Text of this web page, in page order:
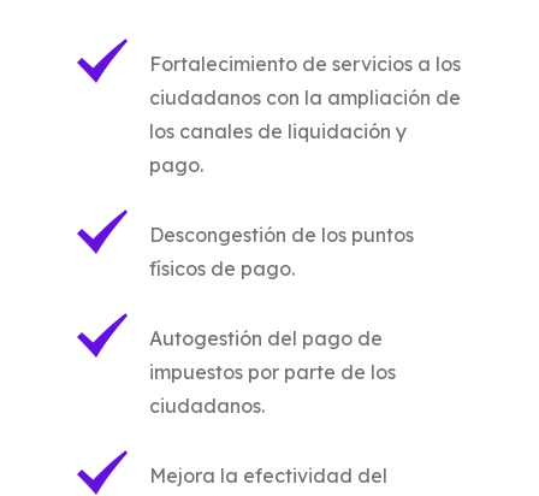
Fortalecimiento de servicios a los
ciudadanos con la ampliación de
los canales de liquidación y
pago.
Descongestión de los puntos
físicos de pago.
Autogestión del pago de
impuestos por parte de los
ciudadanos.
Mejora la efectividad del